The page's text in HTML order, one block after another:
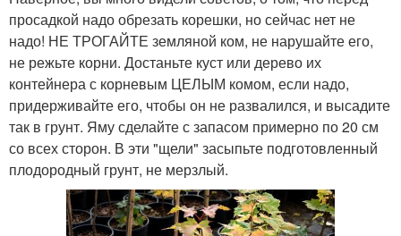
просадкой надо обрезать корешки, но сейчас нет не
надо! НЕ ТРОГАЙТЕ земляной ком, не нарушайте его,
не режьте корни. Достаньте куст или дерево их
контейнера с корневым ЦЕЛЫМ комом, если надо,
придерживайте его, чтобы он не развалился, и высадите
так в грунт. Яму сделайте с запасом примерно по 20 см
со всех сторон. В эти "щели" засыпьте подготовленный
плодородный грунт, не мерзлый.